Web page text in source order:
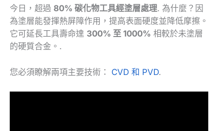
今日，超過 80% 碳化物工具經塗層處理. 為什麼？因
為塗層能發揮熱屏障作用，提高表面硬度並降低摩擦。
它可延長工具壽命達 300% 至 1000% 相較於未塗層
的硬質合金。.
您必須瞭解兩項主要技術： CVD 和 PVD.